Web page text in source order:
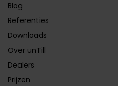
Blog
Referenties
Downloads
Over unTill
Dealers
Prijzen